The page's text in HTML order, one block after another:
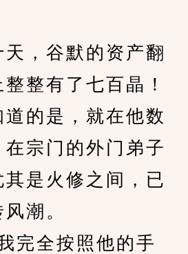
，谷默的资产翻
整有了七百晶！
的是，就在他数
宗门的外门弟子
是火修之间，已
潮。
全按照他的手